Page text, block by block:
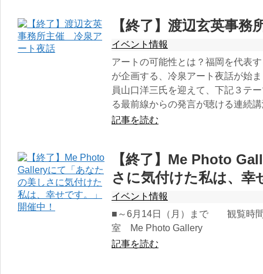
【終了】渡辺玄英事
イベント情報
アートの可能性とは？福岡を代表
が企画する、冷泉アート夜話が始
員山口洋三氏を迎えて、下記３テ
る最前線からの発言が聴ける連続
記事を読む
【終了】Me Photo
さに気付けた私は、幸
イベント情報
■～6月14日（月）まで 観覧時
室 Me Photo Gallery
記事を読む